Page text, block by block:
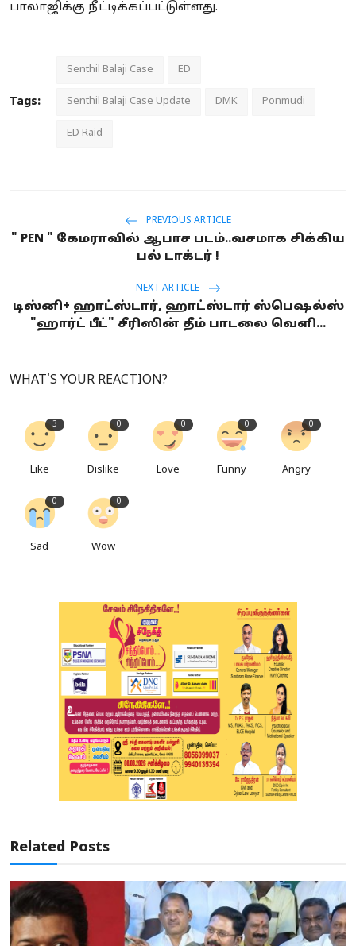
பாலாஜிக்கு நீட்டிக்கப்பட்டுள்ளது.
Tags:
Senthil Balaji Case ED
Senthil Balaji Case Update DMK Ponmudi
ED Raid
PREVIOUS ARTICLE
" PEN " கேமராவில் ஆபாச படம்..வசமாக சிக்கிய
பல் டாக்டர் !
NEXT ARTICLE
டிஸ்னி+ ஹாட்ஸ்டார், ஹாட்ஸ்டார் ஸ்பெஷல்ஸ்
"ஹார்ட் பீட்" சீரிஸின் தீம் பாடலை வெளி...
WHAT'S YOUR REACTION?
3
Like
0
Dislike
0
Love
0
Funny
0
Angry
0
Sad
0
Wow
Related Posts